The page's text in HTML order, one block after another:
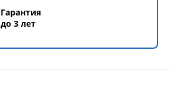
Гарантия
до 3 лет